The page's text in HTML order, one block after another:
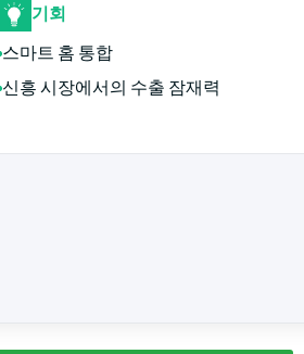
기회
스마트 홈 통합
신흥 시장에서의 수출 잠재력